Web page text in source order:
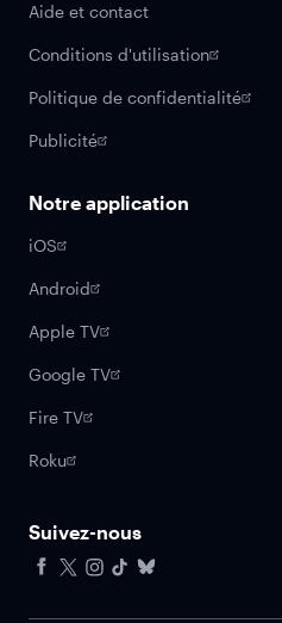
Aide et contact
Conditions d'utilisation
Politique de confidentialité
Publicité
Notre application
iOS
Android
Apple TV
Google TV
Fire TV
Roku
Suivez-nous